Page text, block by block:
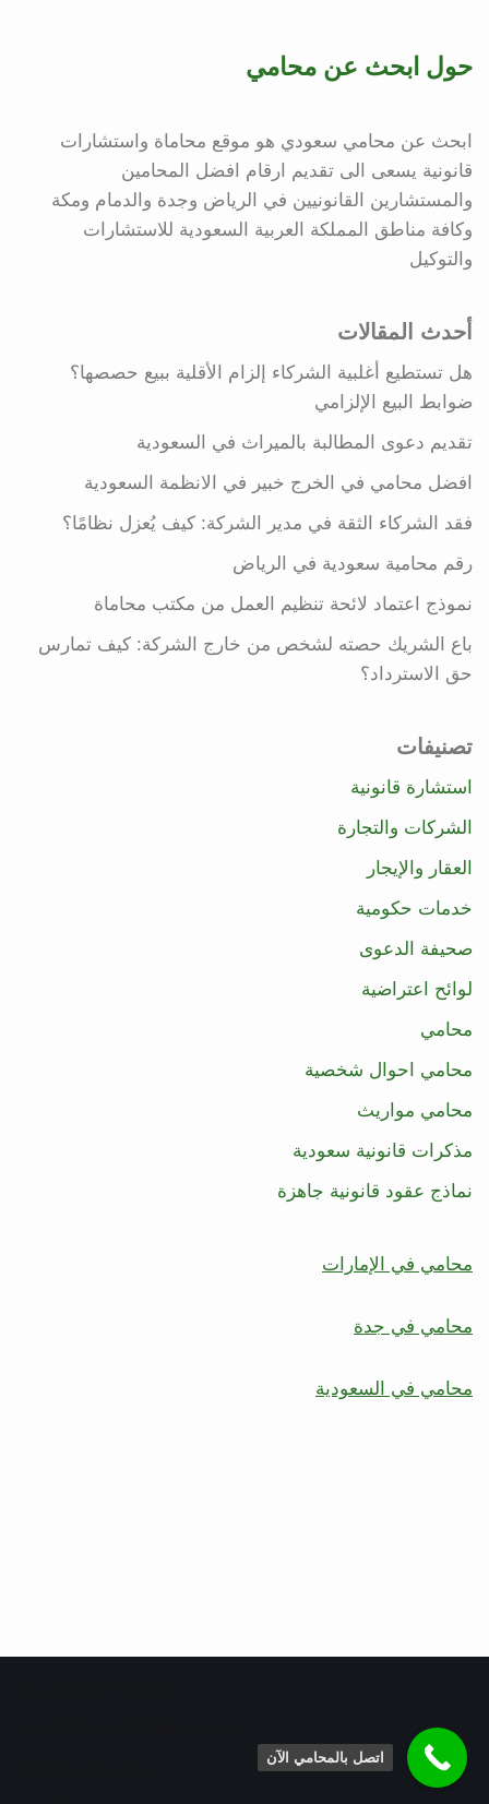
حول ابحث عن محامي
ابحث عن محامي سعودي هو موقع محاماة واستشارات
قانونية يسعى الى تقديم ارقام افضل المحامين
والمستشارين القانونيين في الرياض وجدة والدمام ومكة
وكافة مناطق المملكة العربية السعودية للاستشارات
والتوكيل
أحدث المقالات
هل تستطيع أغلبية الشركاء إلزام الأقلية ببيع حصصها؟
ضوابط البيع الإلزامي
تقديم دعوى المطالبة بالميراث في السعودية
افضل محامي في الخرج خبير في الانظمة السعودية
فقد الشركاء الثقة في مدير الشركة: كيف يُعزل نظامًا؟
رقم محامية سعودية في الرياض
نموذج اعتماد لائحة تنظيم العمل من مكتب محاماة
باع الشريك حصته لشخص من خارج الشركة: كيف تمارس
حق الاسترداد؟
تصنيفات
استشارة قانونية
الشركات والتجارة
العقار والإيجار
خدمات حكومية
صحيفة الدعوى
لوائح اعتراضية
محامي
محامي احوال شخصية
محامي مواريث
مذكرات قانونية سعودية
نماذج عقود قانونية جاهزة
محامي في الإمارات
محامي في جدة
محامي في السعودية
اتصل بالمحامي الآن